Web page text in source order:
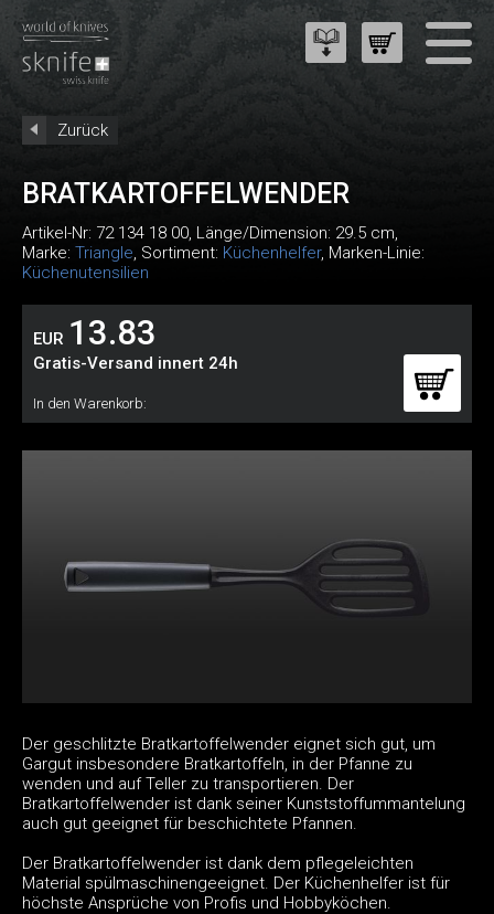
Zurück
BRATKARTOFFELWENDER
Artikel-Nr: 72 134 18 00, Länge/Dimension: 29.5 cm,
Marke: Triangle, Sortiment: Küchenhelfer, Marken-Linie:
Küchenutensilien
EUR 13.83
Gratis-Versand innert 24h
In den Warenkorb:
Der geschlitzte Bratkartoffelwender eignet sich gut, um
Gargut insbesondere Bratkartoffeln, in der Pfanne zu
wenden und auf Teller zu transportieren. Der
Bratkartoffelwender ist dank seiner Kunststoffummantelung
auch gut geeignet für beschichtete Pfannen.
Der Bratkartoffelwender ist dank dem pflegeleichten
Material spülmaschinengeeignet. Der Küchenhelfer ist für
höchste Ansprüche von Profis und Hobbyköchen.